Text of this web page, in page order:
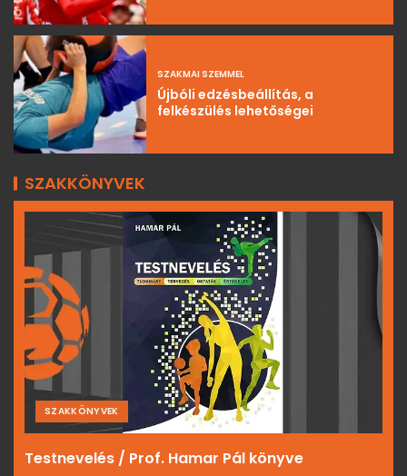
SZAKMAI SZEMMEL
Újbóli edzésbeállítás, a
felkészülés lehetőségei
SZAKKÖNYVEK
SZAKKÖNYVEK
Testnevelés / Prof. Hamar Pál könyve